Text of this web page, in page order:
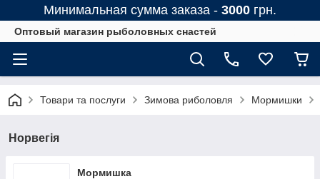
Минимальная сумма заказа - 3000 грн.
Оптовый магазин рыболовных снастей
Товари та послуги Зимова риболовля Мормишки
Норвегія
Мормишка